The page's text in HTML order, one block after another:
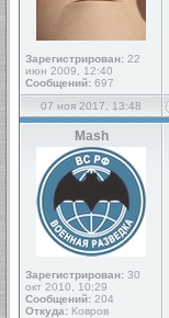
Зарегистрирован: 22
июн 2009, 12:40
Сообщений: 697
07 ноя 2017, 13:48
Mash
Зарегистрирован: 30
окт 2010, 10:29
Сообщений: 204
Откуда: Ковров